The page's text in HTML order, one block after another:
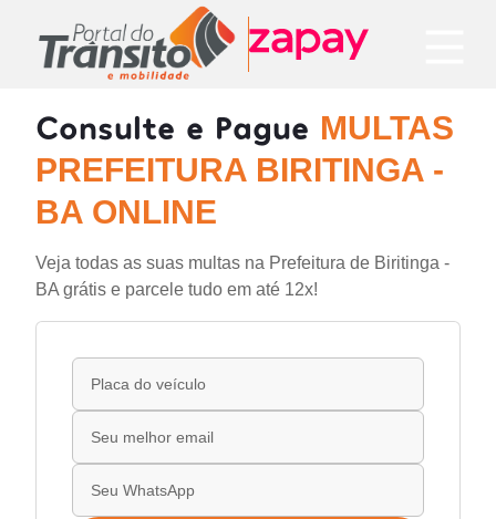
Consulte e Pague MULTAS
PREFEITURA BIRITINGA -
BA ONLINE
Veja todas as suas multas na Prefeitura de Biritinga -
BA grátis e parcele tudo em até 12x!